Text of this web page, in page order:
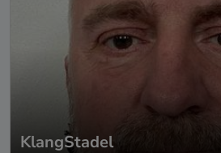
KlangStadel